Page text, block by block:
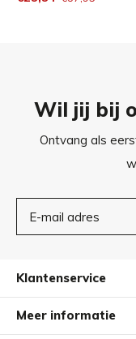
Wil jij bij
Ontvang als
Klantenservice
Meer informatie